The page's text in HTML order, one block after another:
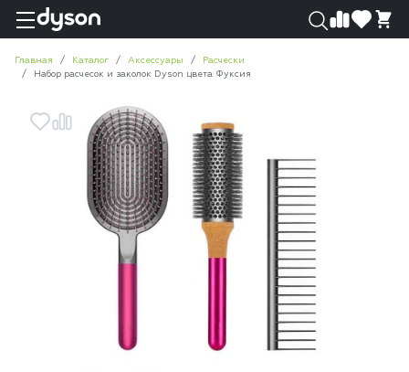
Главная Каталог Аксессуары
Расчески
Набор расчесок и заколок Dyson цвета Фуксия